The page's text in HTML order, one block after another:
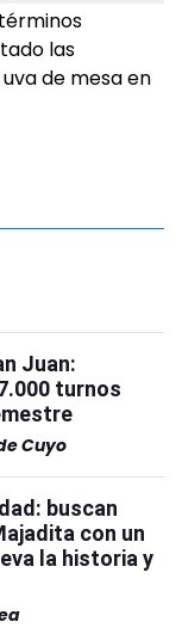
las
de mesa en
Juan:
turnos
Cuyo
buscan
con un
la historia y